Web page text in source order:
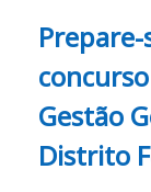
Gestão
Distrito